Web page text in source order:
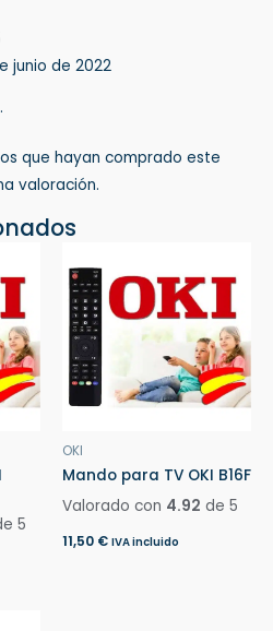
junio de 2022
que hayan comprado este
valoración.
5
OKI
Mando para TV OKI B16F
Valorado con 4.92 de 5
11,50 € IVA incluido